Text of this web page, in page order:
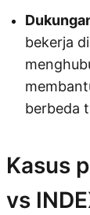
bekerja
berbeda
Kasus
vs